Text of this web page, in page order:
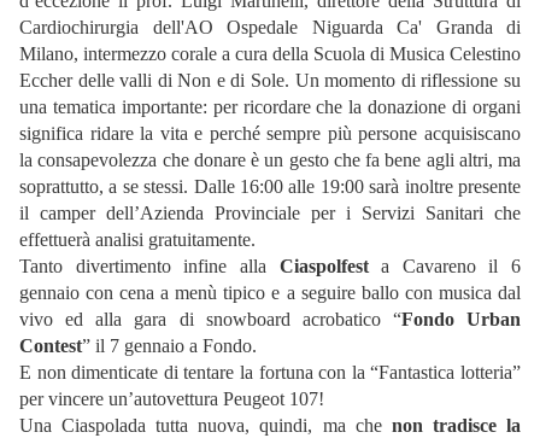
Cardiochirurgia dell'AO Ospedale Niguarda Ca' Granda di
Milano, intermezzo corale a cura della Scuola di Musica Celestino
Eccher delle valli di Non e di Sole. Un momento di riflessione su
una tematica importante: per ricordare che la donazione di organi
significa ridare la vita e perché sempre più persone acquisiscano
la consapevolezza che donare è un gesto che fa bene agli altri, ma
soprattutto, a se stessi. Dalle 16:00 alle 19:00 sarà inoltre presente
il camper dell’Azienda Provinciale per i Servizi Sanitari che
effettuerà analisi gratuitamente.
Tanto divertimento infine alla Ciaspolfesta Cavareno il 6
gennaio con cena a menù tipico e a seguire ballo con musica dal
vivo ed alla gara di snowboard acrobatico “Fondo Urban
Contest” il 7 gennaio a Fondo.
E non dimenticate di tentare la fortuna con la “Fantastica lotteria”
per vincere un’autovettura Peugeot 107!
Una Ciaspolada tutta nuova, quindi, ma che non tradisce la